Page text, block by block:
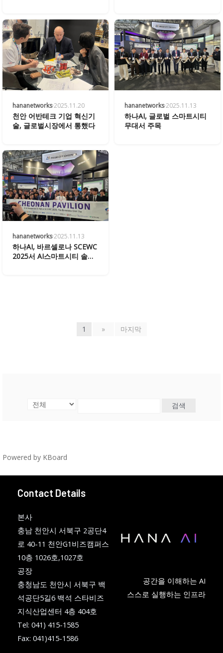
hananetworks·2025.11.20
천안 어반테크 기업 혁신기
술, 글로벌시장에서 통했다
hananetworks·2025.11.13
하나AI, 글로벌 스마트시티
무대서 주목
hananetworks·2025.11.13
하나AI, 바르셀로나 SCEWC
2025서 AI스마트시티 솔루
1 » 마지막
검색
Powered by KBoard
Contact Details
본사
충남 천안시 서북구 2공단4
로 40-11 천안G1비즈캠퍼스
10층 1026호,1027호
공장
충청남도 천안시 서북구 백
석공단5길6 백석 스타비즈
지식산업센터 4층 404호
Tel: 041) 415-1585
Fax: 041)415-1586
공간을 이해하는 AI
스스로 실행하는 인프라